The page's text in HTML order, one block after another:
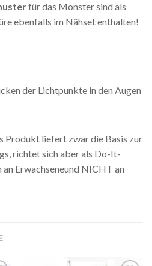
für das Monster sind als
ebenfalls im Nähset enthalten!
der Lichtpunkte in den Augen
Produkt liefert zwar die Basis zur
richtet sich aber als Do-It-
Erwachseneund NICHT an